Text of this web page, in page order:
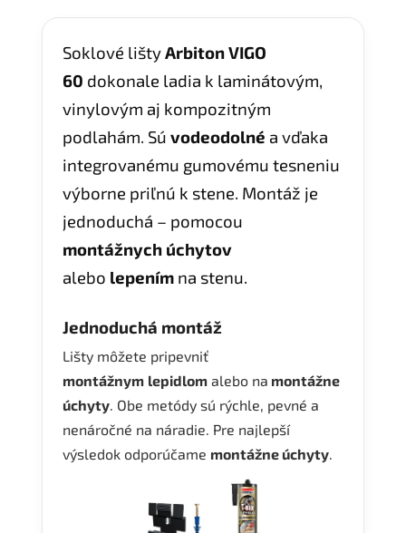
Soklové lištyArbiton VIGO
60 dokonale ladia k laminátovým,
vinylovým aj kompozitným
podlahám. Sú vodeodolné a vďaka
integrovanému gumovému tesneniu
výborne priľnú k stene. Montáž je
jednoduchá – pomocou
montážnych úchytov
alebo lepením na stenu.
Jednoduchá montáž
Lišty môžete pripevniť
montážnym lepidlom alebo na montážne
úchyty. Obe metódy sú rýchle, pevné a
nenáročné na náradie. Pre najlepší
výsledok odporúčame montážne úchyty.